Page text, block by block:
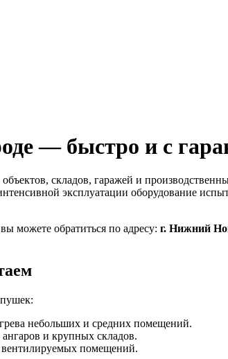
— быстро и с
складов, гаражей и
эксплуатации оборудование
можете обратиться по адресу: г. Нижний
небольших и средних помещений.
и крупных складов.
помещений.